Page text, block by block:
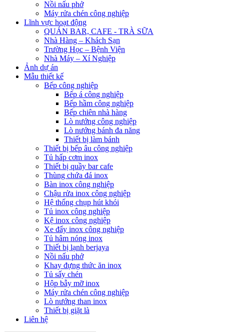
Nồi nấu phở
Máy rửa chén công nghiệp
Lĩnh vực hoạt động
QUÁN BAR, CAFE - TRÀ SỮA
Nhà Hàng – Khách Sạn
Trường Học – Bệnh Viện
Nhà Máy – Xí Nghiệp
Ảnh dự án
Mẫu thiết kế
Bếp công nghiệp
Bếp á công nghiệp
Bếp hầm công nghiệp
Bếp chiên nhà hàng
Lò nướng công nghiệp
Lò nướng bánh đa năng
Thiết bị làm bánh
Thiết bị bếp âu công nghiệp
Tủ hấp cơm inox
Thiết bị quầy bar cafe
Thùng chứa đá inox
Bàn inox công nghiệp
Chậu rửa inox công nghiệp
Hệ thống chụp hút khói
Tủ inox công nghiệp
Kệ inox công nghiệp
Xe đẩy inox công nghiệp
Tủ hâm nóng inox
Thiết bị lạnh berjaya
Nồi nấu phở
Khay đựng thức ăn inox
Tủ sấy chén
Hộp bẫy mỡ inox
Máy rửa chén công nghiệp
Lò nướng than inox
Thiết bị giặt là
Liên hệ